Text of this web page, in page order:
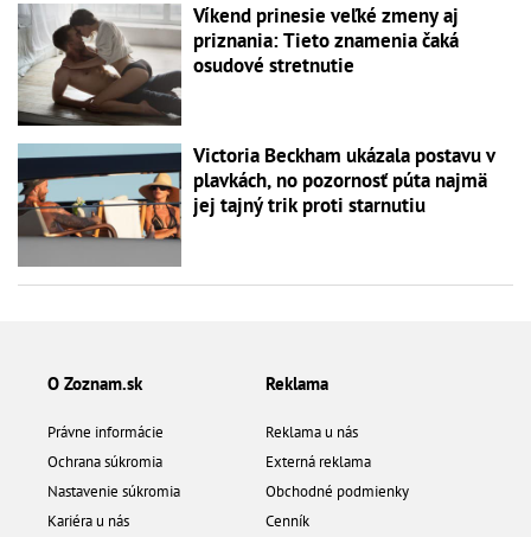
Víkend prinesie veľké zmeny aj
priznania: Tieto znamenia čaká
osudové stretnutie
Victoria Beckham ukázala postavu v
plavkách, no pozornosť púta najmä
jej tajný trik proti starnutiu
O Zoznam.sk
Právne informácie
Ochrana súkromia
Nastavenie súkromia
Kariéra u nás
Reklama
Reklama u nás
Externá reklama
Obchodné podmienky
Cenník